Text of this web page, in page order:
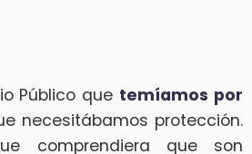
Público que temíamos por
necesitábamos protección.
comprendiera que son